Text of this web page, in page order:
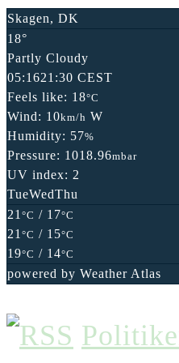
Skagen, DK
18°
Partly Cloudy
05:1621:30 CEST
Feels like: 18°C
Wind: 10km/h W
Humidity: 57%
Pressure: 1018.96mbar
UV index: 2
TueWedThu
21 °C / 17°C
21 °C / 15°C
19°C / 14°C
powered by Weather Atlas